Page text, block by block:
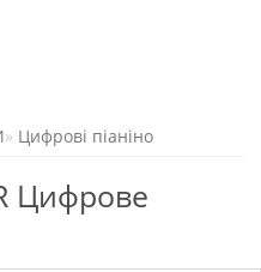
Цифрові піаніно
Цифрове